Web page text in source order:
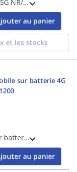
Routeur de bureau 5G NR/4G LTE Wi-Fi 7 BE7200 2 connecteurs TS-9 et backup auto WAN < -> 5G - 4 ports LAN Gigabit - 1 port WAN 2,5Gigabit - Wi-Fi 7 BE7200 - Fonctionne avec n'importe quel opérateur
au panier
et les stocks
sur batterie 4G
Routeur Hotspot sur batterie 4G LTE Cat. 6 - Wi-Fi AC1200 - Débit descendant/montant 300 Mbps/50 Mbps - Batterie 3000mAh - Ecran LCD - Lecteur microSD - 1 port micro-USB pour le recharger - DAS Body : 1,545W/kg
au panier